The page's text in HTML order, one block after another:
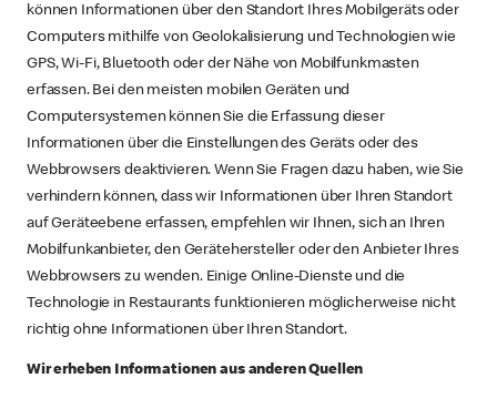
können Informationen über den Standort Ihres Mobilgeräts oder
Computers mithilfe von Geolokalisierung und Technologien wie
GPS, Wi-Fi, Bluetooth oder der Nähe von Mobilfunkmasten
erfassen. Bei den meisten mobilen Geräten und
Computersystemen können Sie die Erfassung dieser
Informationen über die Einstellungen des Geräts oder des
Webbrowsers deaktivieren. Wenn Sie Fragen dazu haben, wie Sie
verhindern können, dass wir Informationen über Ihren Standort
auf Geräteebene erfassen, empfehlen wir Ihnen, sich an Ihren
Mobilfunkanbieter, den Gerätehersteller oder den Anbieter Ihres
Webbrowsers zu wenden. Einige Online-Dienste und die
Technologie in Restaurants funktionieren möglicherweise nicht
richtig ohne Informationen über Ihren Standort.
Wir erheben Informationen aus anderen Quellen